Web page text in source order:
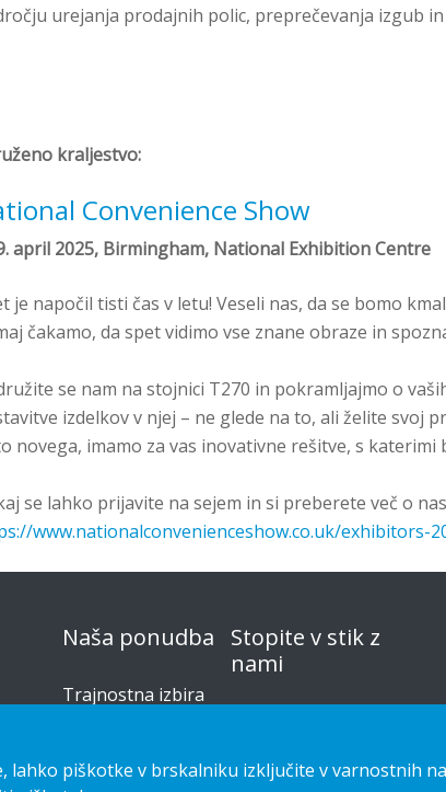
urejanja prodajnih polic, preprečevanja izgub
kraljestvo:
Convenience Show
april 2025, Birmingham, National Exhibition Centre
je napočil tisti čas v letu! Veseli nas, da se bomo
čakamo, da spet vidimo vse znane obraze in
se nam na stojnici T270 in pokramljajmo o
izdelkov v njej – ne glede na to, ali želite svoj
novega, imamo za vas inovativne rešitve, s katerimi
se lahko prijavite na sejem in si preberete več o
www.nationalconvenienceshow.co.uk/exhibitors-
Naša ponudba
Trajnostna izbira
Navodila za
Stopite v stik z
nami
Cookies
piškotke v brskalniku izključite v varnostnih